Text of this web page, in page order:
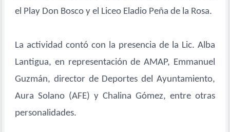
el Play Don Bosco y el Liceo Eladio Peña de la Rosa.
La actividad contó con la presencia de la Lic. Alba
Lantigua, en representación de AMAP, Emmanuel
Guzmán, director de Deportes del Ayuntamiento,
Aura Solano (AFE) y Chalina Gómez, entre otras
personalidades.